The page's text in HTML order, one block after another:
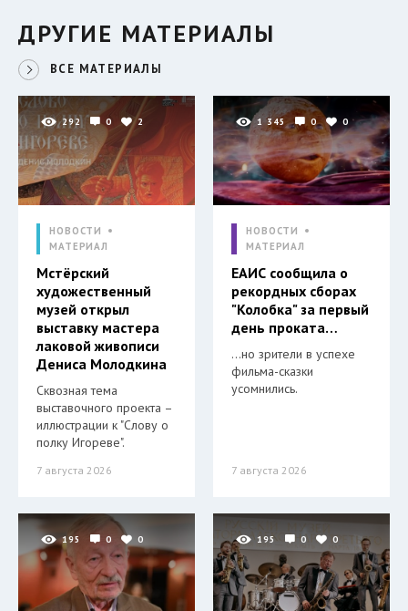
ДРУГИЕ МАТЕРИАЛЫ
ВСЕ МАТЕРИАЛЫ
292 0 2
НОВОСТИ
МАТЕРИАЛ
Мстёрский
художественный
музей открыл
выставку мастера
лаковой живописи
Дениса Молодкина
Сквозная тема
выставочного проекта –
иллюстрации к "Слову о
полку Игореве".
7 августа 2026
1 345 0 0
НОВОСТИ
МАТЕРИАЛ
ЕАИС сообщила о
рекордных сборах
"Колобка" за первый
день проката…
…но зрители в успехе
фильма-сказки
усомнились.
7 августа 2026
195 0 0 195 0 0